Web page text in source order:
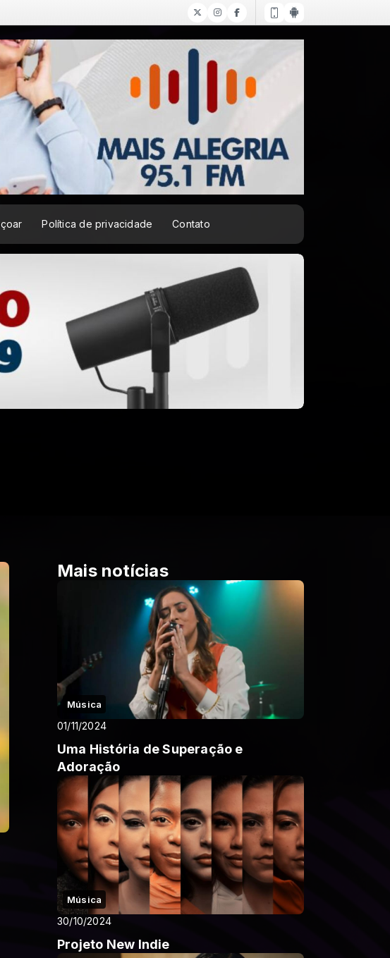
Política de privacidade Contato
Mais notícias
Música
01/11/2024
Uma História de Superação e
Adoração
Música
30/10/2024
Projeto New Indie